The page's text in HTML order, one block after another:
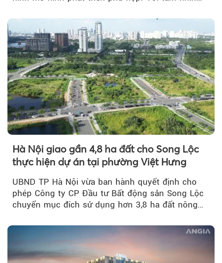
Hà Nội giao gần 4,8 ha đất cho Song Lộc
thực hiện dự án tại phường Việt Hưng
UBND TP Hà Nội vừa ban hành quyết định cho
phép Công ty CP Đầu tư Bất động sản Song Lộc
chuyển mục đích sử dụng hơn 3,8 ha đất nông